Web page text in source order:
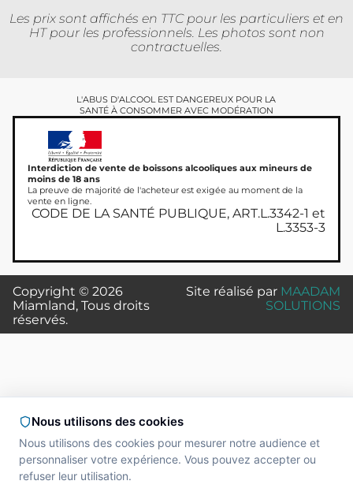
Les prix sont affichés en TTC pour les particuliers et en
HT pour les professionnels. Les photos sont non
contractuelles.
L'ABUS D'ALCOOL EST DANGEREUX POUR LA
SANTÉ À CONSOMMER AVEC MODÉRATION
Interdiction de vente de boissons alcooliques aux mineurs de
moins de 18 ans
La preuve de majorité de l'acheteur est exigée au moment de la
vente en ligne.
CODE DE LA SANTÉ PUBLIQUE, ART.L.3342-1 et
L.3353-3
Copyright © 2026
Miamland, Tous droits
réservés.
Site réalisé par MAADAM
SOLUTIONS
Nous utilisons des cookies
Nous utilisons des cookies pour mesurer notre audience et
personnaliser votre expérience. Vous pouvez accepter ou
refuser leur utilisation.